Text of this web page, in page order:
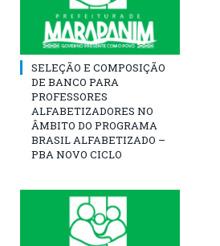
SELEÇÃO E COMPOSIÇÃO
DE BANCO PARA
PROFESSORES
ALFABETIZADORES NO
ÂMBITO DO PROGRAMA
BRASIL ALFABETIZADO –
PBA NOVO CICLO